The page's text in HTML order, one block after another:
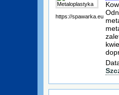
https://spawarka.eu